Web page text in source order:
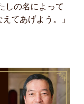
しの名によって
てあげよう。」